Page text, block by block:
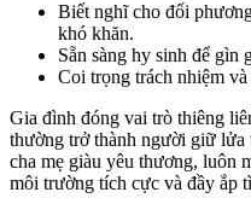
Biết nghĩ cho đối
khó khăn.
Sẵn sàng hy sinh để gìn
Coi trọng trách nhiệm
Gia đình đóng vai trò thiêng
thường trở thành người giữ lửa
cha mẹ giàu yêu thương, luôn
môi trường tích cực và đầy ắp